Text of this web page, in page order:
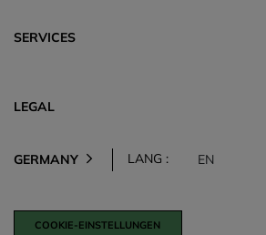
SERVICES
LEGAL
GERMANY LANG : EN
COOKIE-EINSTELLUNGEN